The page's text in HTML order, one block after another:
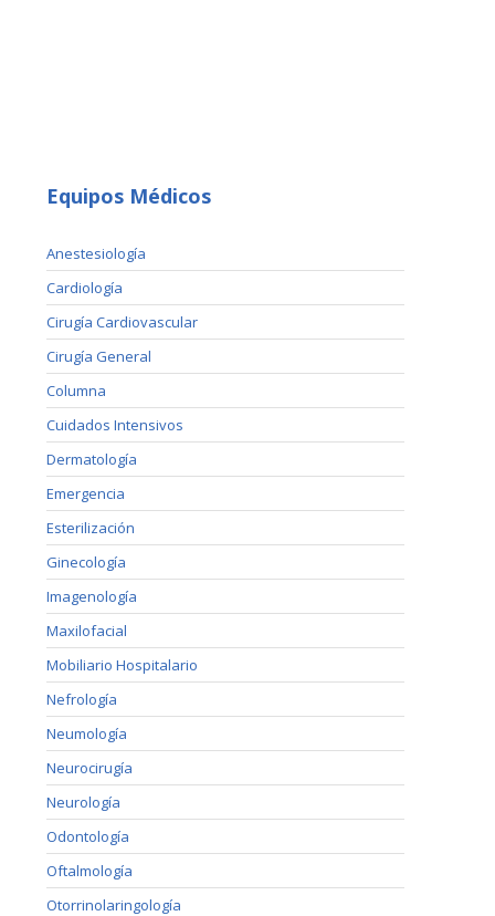
Equipos Médicos
Anestesiología
Cardiología
Cirugía Cardiovascular
Cirugía General
Columna
Cuidados Intensivos
Dermatología
Emergencia
Esterilización
Ginecología
Imagenología
Maxilofacial
Mobiliario Hospitalario
Nefrología
Neumología
Neurocirugía
Neurología
Odontología
Oftalmología
Otorrinolaringología